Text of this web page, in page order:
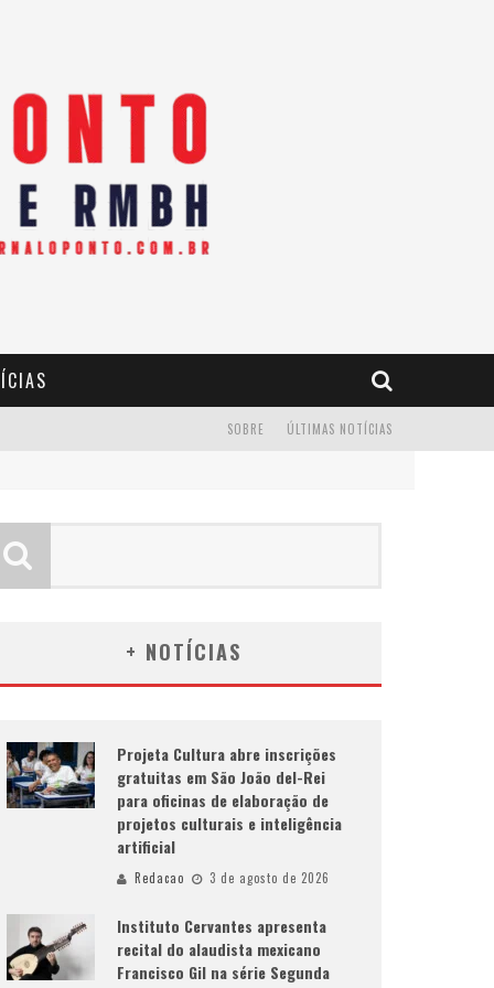
ÚLTIMAS NOTÍCIAS
SOBRE
+ NOTÍCIAS
Projeta Cultura abre inscrições
gratuitas em São João del-Rei
para oficinas de elaboração de
projetos culturais e inteligência
artificial
Redacao 3 de agosto de 2026
Instituto Cervantes apresenta
recital do alaudista mexicano
Francisco Gil na série Segunda